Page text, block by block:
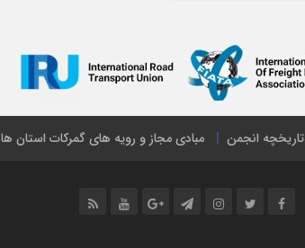
تاریخچه انجمن مبادی مجاز و رویه های گمرکات استان ها